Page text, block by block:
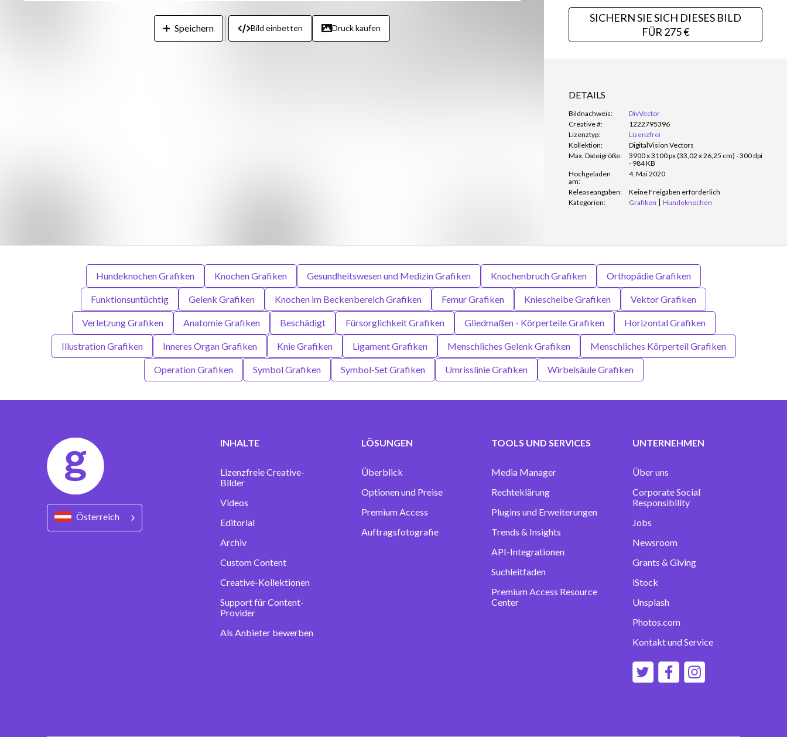
Speichern Bild einbetten Druck kaufen
SICHERN SIE SICH DIESES BILD
FÜR 275 €
DETAILS
Bildnachweis:
DivVector
Creative #:
1222795396
Lizenztyp:
Lizenzfrei
Kollektion:
DigitalVision Vectors
Max. Dateigröße:
3900 x 3100 px (33,02 x 26,25 cm) - 300 dpi
- 984 KB
Hochgeladen
am:
4. Mai 2020
Releaseangaben:
Keine Freigaben erforderlich
Kategorien:
Grafiken Hundeknochen
Hundeknochen Grafiken Knochen Grafiken Gesundheitswesen und Medizin Grafiken Knochenbruch Grafiken Orthopädie Grafiken
Funktionsuntüchtig Gelenk Grafiken Knochen im Beckenbereich Grafiken Femur Grafiken Kniescheibe Grafiken Vektor Grafiken
Verletzung Grafiken Anatomie Grafiken Beschädigt Fürsorglichkeit Grafiken Gliedmaßen - Körperteile Grafiken Horizontal Grafiken
Illustration Grafiken Inneres Organ Grafiken Knie Grafiken Ligament Grafiken Menschliches Gelenk Grafiken Menschliches Körperteil Grafiken
Operation Grafiken Symbol Grafiken Symbol-Set Grafiken Umrisslinie Grafiken Wirbelsäule Grafiken
Österreich
INHALTE
Lizenzfreie Creative-
Bilder
Videos
Editorial
Archiv
Custom Content
Creative-Kollektionen
Support für Content-
Provider
Als Anbieter bewerben
LÖSUNGEN
Überblick
Optionen und Preise
Premium Access
Auftragsfotografie
TOOLS UND SERVICES
Media Manager
Rechteklärung
Plugins und Erweiterungen
Trends & Insights
API-Integrationen
Suchleitfaden
Premium Access Resource
Center
UNTERNEHMEN
Über uns
Corporate Social
Responsibility
Jobs
Newsroom
Grants & Giving
iStock
Unsplash
Photos.com
Kontakt und Service